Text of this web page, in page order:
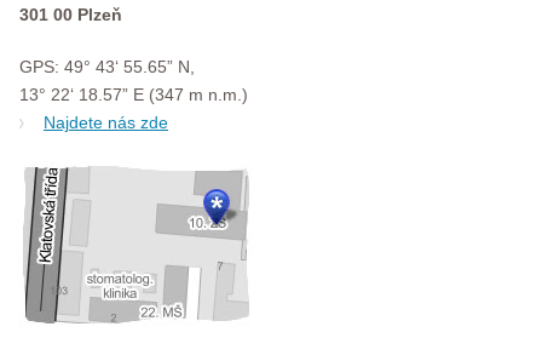
301 00 Plzeň
GPS: 49° 43‘ 55.65” N,
13° 22‘ 18.57” E (347 m n.m.)
Najdete nás zde